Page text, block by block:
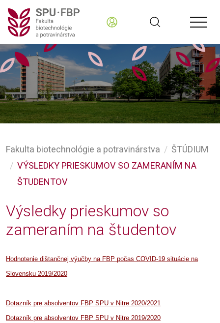
Fakulta biotechnológie a potravinárstva
ŠTÚDIUM
VÝSLEDKY PRIESKUMOV SO ZAMERANÍM NA
ŠTUDENTOV
Výsledky prieskumov so
zameraním na študentov
Hodnotenie dištančnej výučby na FBP počas COVID-19 situácie na
Slovensku 2019/2020
Dotazník pre absolventov FBP SPU v Nitre 2020/2021
Dotazník pre absolventov FBP SPU v Nitre 2019/2020